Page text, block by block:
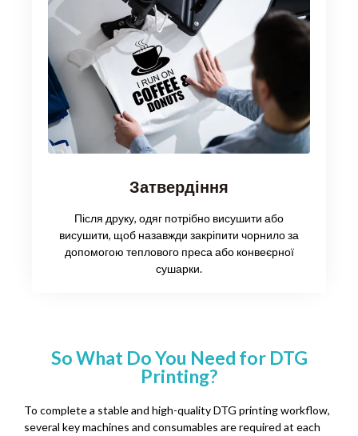
Затвердіння
Після друку, одяг потрібно висушити або
висушити, щоб назавжди закріпити чорнило за
допомогою теплового преса або конвеєрної
сушарки.
So What Do You Need for DTG
Printing?
To complete a stable and high-quality DTG printing workflow,
several key machines and consumables are required at each